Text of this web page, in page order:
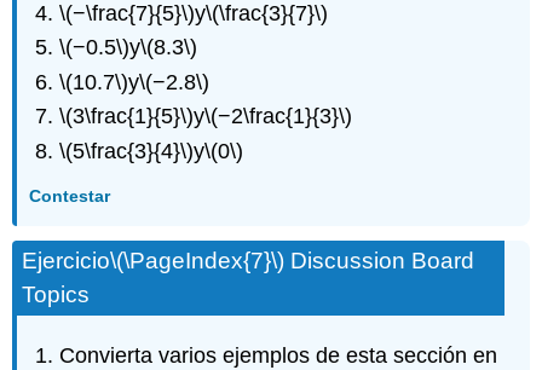
\(−\frac{7}{5}\)y\(\frac{3}{7}\)
\(−0.5\)y\(8.3\)
\(10.7\)y\(−2.8\)
\(3\frac{1}{5}\)y\(−2\frac{1}{3}\)
\(5\frac{3}{4}\)y\(0\)
Contestar
Ejercicio\(\PageIndex{7}\) Discussion Board
Topics
Convierta varios ejemplos de esta sección en